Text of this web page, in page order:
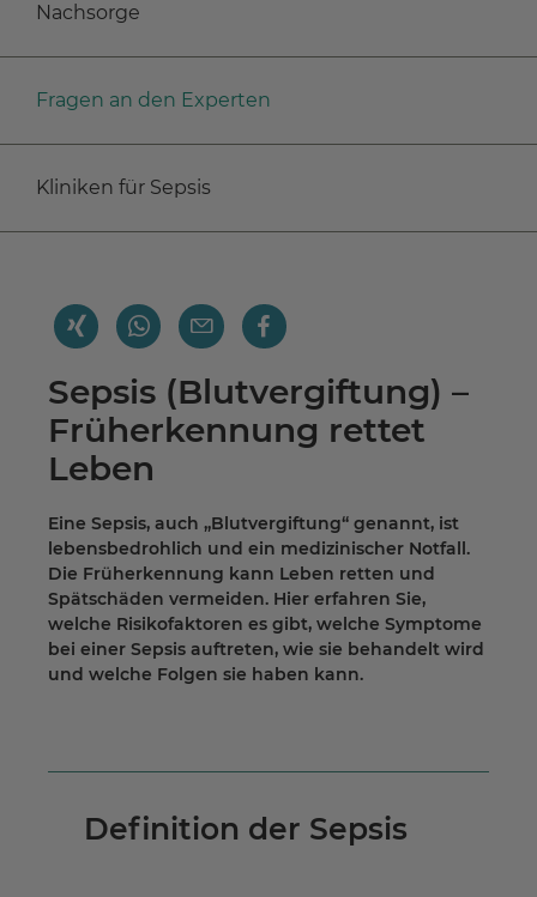
Nachsorge
Fragen an den Experten
Kliniken für Sepsis
Sepsis (Blutvergiftung) –
Früherkennung rettet
Leben
Eine Sepsis, auch „Blutvergiftung“ genannt, ist
lebensbedrohlich und ein medizinischer Notfall.
Die Früherkennung kann Leben retten und
Spätschäden vermeiden. Hier erfahren Sie,
welche Risikofaktoren es gibt, welche Symptome
bei einer Sepsis auftreten, wie sie behandelt wird
und welche Folgen sie haben kann.
Definition der Sepsis